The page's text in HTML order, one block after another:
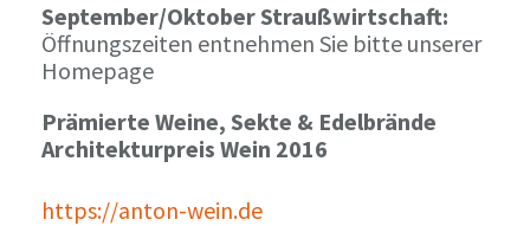
September/Oktober Straußwirtschaft:
Öffnungszeiten entnehmen Sie bitte unserer
Homepage
Prämierte Weine, Sekte & Edelbrände
Architekturpreis Wein 2016
https://anton-wein.de